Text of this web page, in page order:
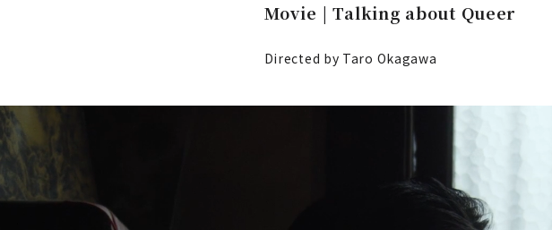
Movie | Talking about Queer
Directed by Taro Okagawa